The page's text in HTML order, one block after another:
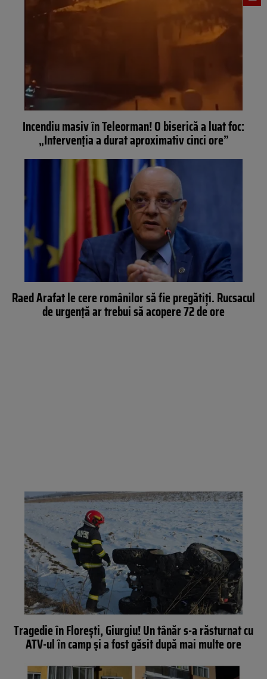
Incendiu masiv în Teleorman! O biserică a luat foc:
„Intervenția a durat aproximativ cinci ore”
Raed Arafat le cere românilor să fie pregătiți. Rucsacul
de urgență ar trebui să acopere 72 de ore
Tragedie în Florești, Giurgiu! Un tânăr s-a răsturnat cu
ATV-ul în camp și a fost găsit după mai multe ore